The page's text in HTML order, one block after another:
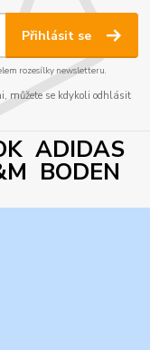
Přihlásit se
rozesílky newsletteru.
můžete se kdykoli odhlásit
ADIDAS
BODEN